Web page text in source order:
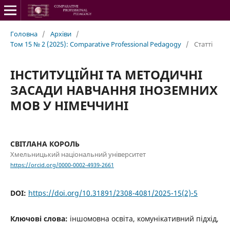
Головна / Архіви /
Том 15 № 2 (2025): Comparative Professional Pedagogy / Статті
ІНСТИТУЦІЙНІ ТА МЕТОДИЧНІ
ЗАСАДИ НАВЧАННЯ ІНОЗЕМНИХ
МОВ У НІМЕЧЧИНІ
СВІТЛАНА КОРОЛЬ
Хмельницький національний університет
https://orcid.org/0000-0002-4939-2661
DOI: https://doi.org/10.31891/2308-4081/2025-15(2)-5
Ключові слова: іншомовна освіта, комунікативний підхід,